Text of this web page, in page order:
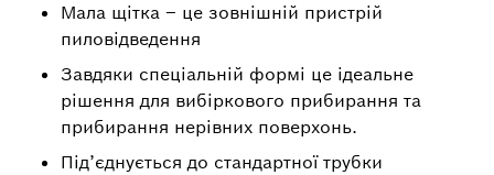
Мала щітка – це зовнішній пристрій
пиловідведення
Завдяки спеціальній формі це ідеальне
рішення для вибіркового прибирання та
прибирання нерівних поверхонь.
Під’єднується до стандартної трубки